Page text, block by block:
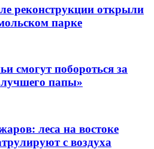
реконструкции открыли
парке
смогут побороться за
папы»
леса на востоке
с воздуха